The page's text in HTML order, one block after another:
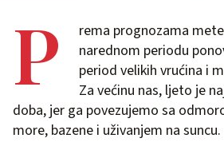
P
rema prognozama
narednom periodu
period velikih vrućina i
Za većinu nas, ljeto je
doba, jer ga povezujemo sa
more, bazene i uživanjem na suncu.